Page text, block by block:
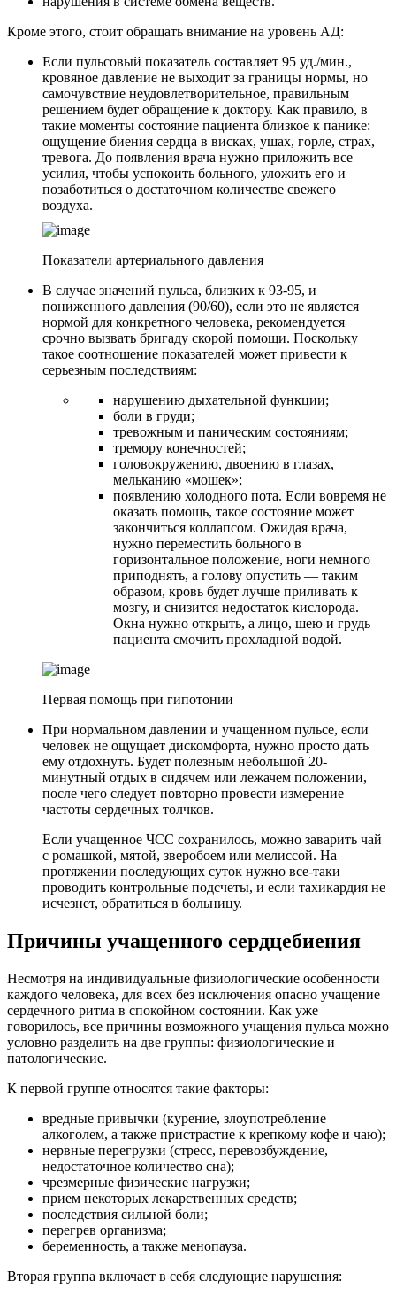
Кроме этого, стоит обращать внимание на уровень АД:
Если пульсовый показатель составляет 95 уд./мин.,
кровяное давление не выходит за границы нормы, но
самочувствие неудовлетворительное, правильным
решением будет обращение к доктору. Как правило, в
такие моменты состояние пациента близкое к панике:
ощущение биения сердца в висках, ушах, горле, страх,
тревога. До появления врача нужно приложить все
усилия, чтобы успокоить больного, уложить его и
позаботиться о достаточном количестве свежего
воздуха.
Показатели артериального давления
В случае значений пульса, близких к 93-95, и
пониженного давления (90/60), если это не является
нормой для конкретного человека, рекомендуется
срочно вызвать бригаду скорой помощи. Поскольку
такое соотношение показателей может привести к
серьезным последствиям:
нарушению дыхательной функции;
боли в груди;
тревожным и паническим состояниям;
тремору конечностей;
головокружению, двоению в глазах,
мельканию «мошек»;
появлению холодного пота. Если вовремя не
оказать помощь, такое состояние может
закончиться коллапсом. Ожидая врача,
нужно переместить больного в
горизонтальное положение, ноги немного
приподнять, а голову опустить — таким
образом, кровь будет лучше приливать к
мозгу, и снизится недостаток кислорода.
Окна нужно открыть, а лицо, шею и грудь
пациента смочить прохладной водой.
Первая помощь при гипотонии
При нормальном давлении и учащенном пульсе, если
человек не ощущает дискомфорта, нужно просто дать
ему отдохнуть. Будет полезным небольшой 20-
минутный отдых в сидячем или лежачем положении,
после чего следует повторно провести измерение
частоты сердечных толчков.
Если учащенное ЧСС сохранилось, можно заварить чай
с ромашкой, мятой, зверобоем или мелиссой. На
протяжении последующих суток нужно все-таки
проводить контрольные подсчеты, и если тахикардия не
исчезнет, обратиться в больницу.
Причины учащенного сердцебиения
Несмотря на индивидуальные физиологические особенности
каждого человека, для всех без исключения опасно учащение
сердечного ритма в спокойном состоянии. Как уже
говорилось, все причины возможного учащения пульса можно
условно разделить на две группы: физиологические и
патологические.
К первой группе относятся такие факторы:
вредные привычки (курение, злоупотребление
алкоголем, а также пристрастие к крепкому кофе и чаю);
нервные перегрузки (стресс, перевозбуждение,
недостаточное количество сна);
чрезмерные физические нагрузки;
прием некоторых лекарственных средств;
последствия сильной боли;
перегрев организма;
беременность, а также менопауза.
Вторая группа включает в себя следующие нарушения: